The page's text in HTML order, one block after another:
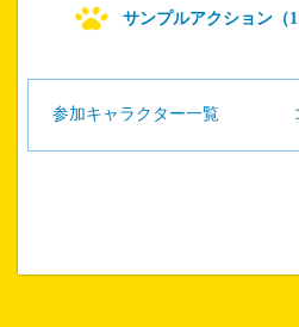
サンプルアクション（
参加キャラクター一覧